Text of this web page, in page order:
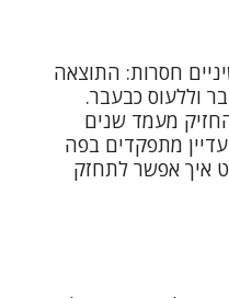
חסרות: התוצאה
וללעוס כבעבר.
מעמד שנים
שנים מההשתלה, מעל ל- 90% מהשתלים עדיין מתפקדים בפה
איך אפשר לתחזק